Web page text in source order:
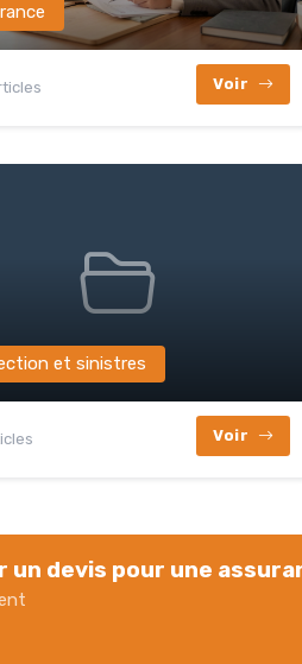
Voir
et sinistres
Voir
un devis pour une